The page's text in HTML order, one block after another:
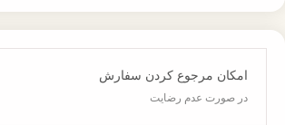
امکان مرجوع کردن سفارش
در صورت عدم رضایت